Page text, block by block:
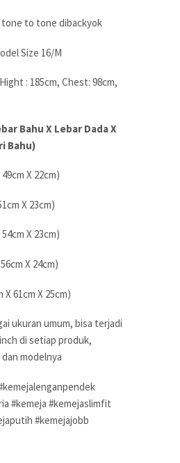
tone to tone dibackyok
Size 16/M
: 185cm, Chest: 98cm,
Bahu X Lebar Dada X
Bahu)
X 22cm)
X 23cm)
X 23cm)
X 24cm)
X 61cm X 25cm)
ukuran umum, bisa terjadi
di setiap produk,
modelnya
#kemeja #kemejaslimfit
#kemejajobb